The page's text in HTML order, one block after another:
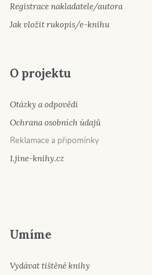
Registrace nakladatele/autora
Jak vložit rukopis/e-knihu
O projektu
Otázky a odpovědi
Ochrana osobních údajů
Reklamace a připomínky
1.jine-knihy.cz
Umíme
Vydávat tištěné knihy